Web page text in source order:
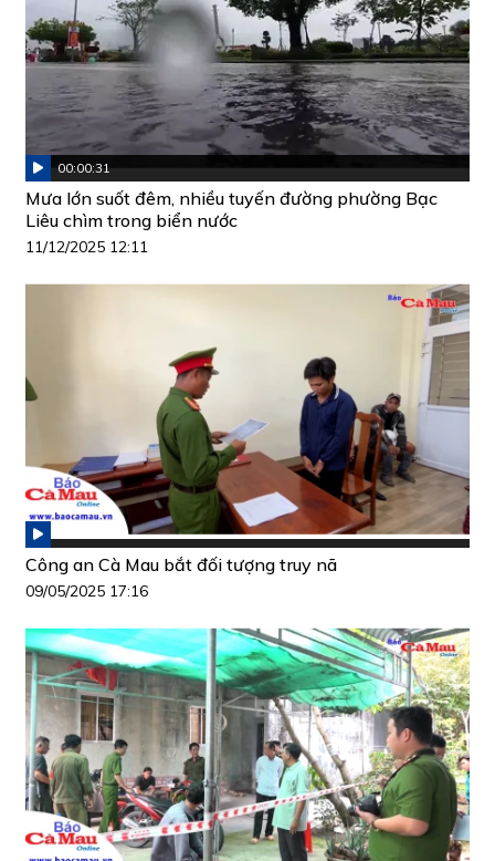
00:00:31
Mưa lớn suốt đêm, nhiều tuyến đường phường Bạc
Liêu chìm trong biển nước
11/12/2025 12:11
Công an Cà Mau bắt đối tượng truy nã
09/05/2025 17:16